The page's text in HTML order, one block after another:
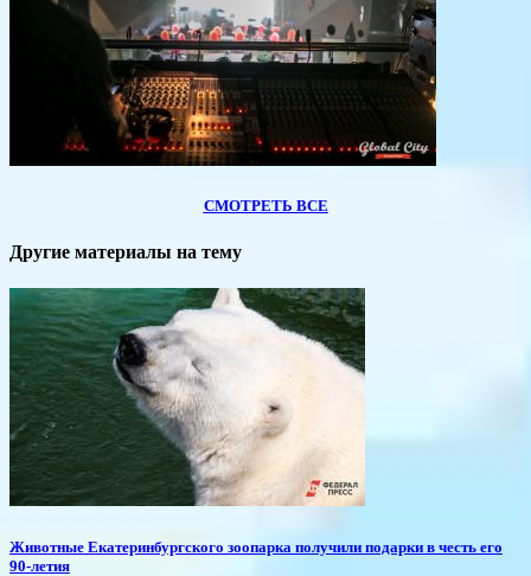
СМОТРЕТЬ ВСЕ
Другие материалы на тему
Животные Екатеринбургского зоопарка получили подарки в честь его
90-летия